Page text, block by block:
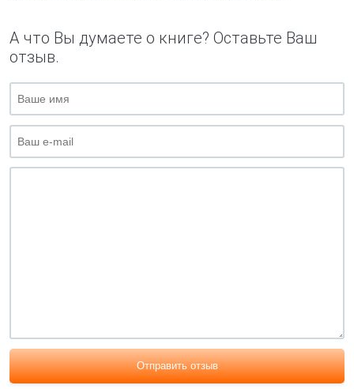
А что Вы думаете о книге? Оставьте Ваш
отзыв.
Отправить отзыв